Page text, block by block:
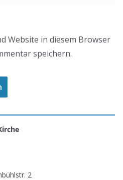
Website in diesem Browser
speichern.
2